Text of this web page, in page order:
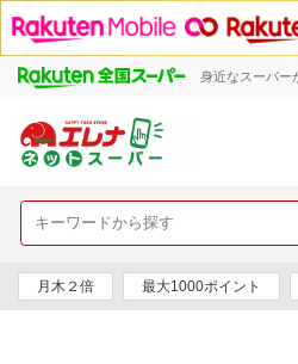
身近なスーパー
月木２倍 最大1000ポイント